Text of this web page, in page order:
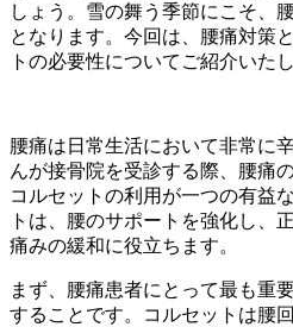
しょう。雪の舞う季節にこそ、
となります。今回は、腰痛対策
トの必要性についてご紹介いたし
腰痛は日常生活において非常に
んが接骨院を受診する際、腰痛
コルセットの利用が一つの有益
トは、腰のサポートを強化し、
痛みの緩和に役立ちます。
まず、腰痛患者にとって最も重
することです。コルセットは腰